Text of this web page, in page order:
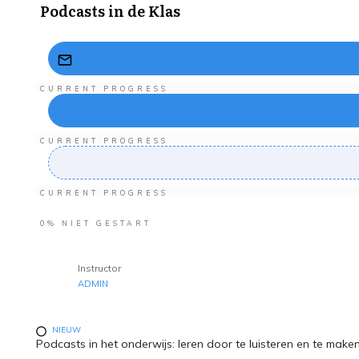
Podcasts in de Klas
CURRENT PROGRESS
CURRENT PROGRESS
CURRENT PROGRESS
0% NIET GESTART
Instructor
ADMIN
NIEUW
Podcasts in het onderwijs: leren door te luisteren en te